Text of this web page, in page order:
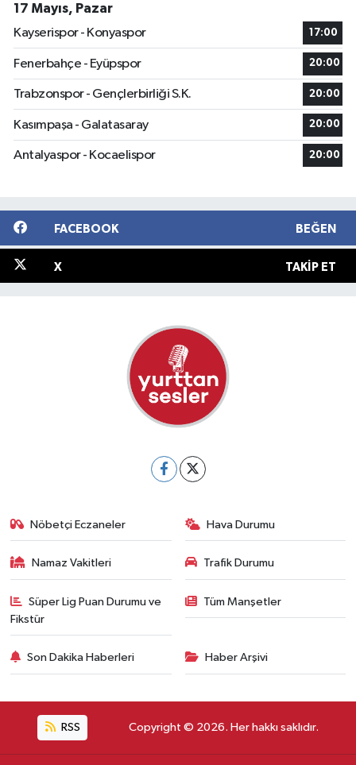
17 Mayıs, Pazar
Kayserispor - Konyaspor
17:00
Fenerbahçe - Eyüpspor 20:00
Trabzonspor - Gençlerbirliği S.K. 20:00
Kasımpaşa - Galatasaray 20:00
Antalyaspor - Kocaelispor 20:00
FACEBOOK BEĞEN
X TAKIP ET
Nöbetçi Eczaneler Hava Durumu
Namaz Vakitleri Trafik Durumu
Süper Lig Puan Durumu ve
Fikstür
Tüm Manşetler
Son Dakika Haberleri Haber Arşivi
RSS Copyright © 2026. Her hakkı saklıdır.